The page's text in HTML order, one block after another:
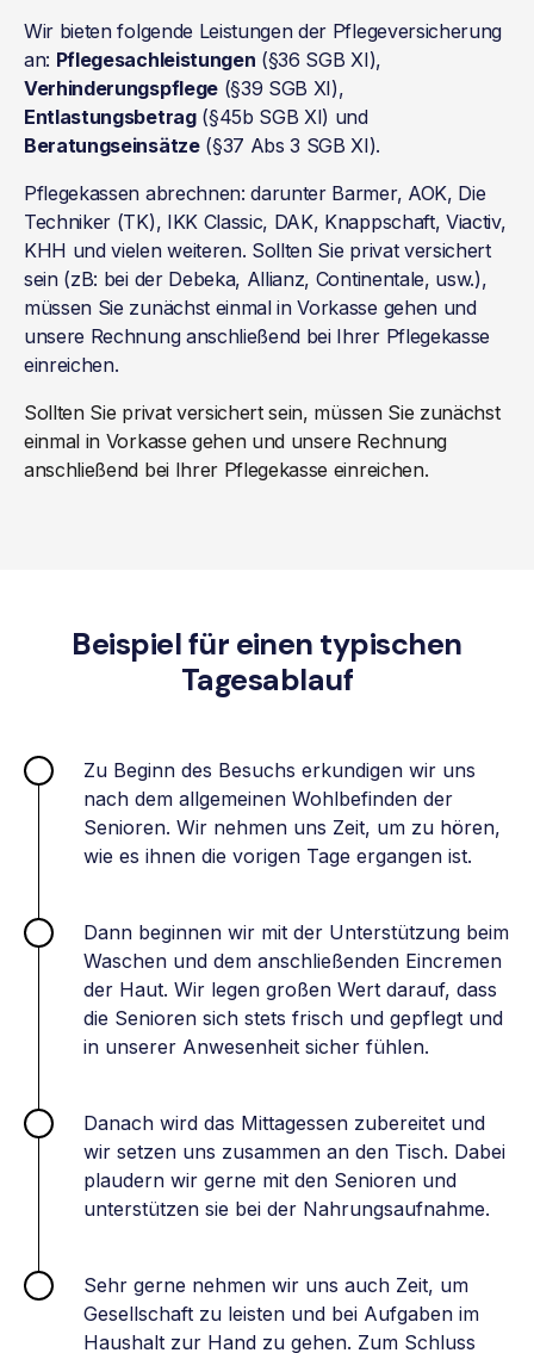
Wir bieten folgende Leistungen der Pflegeversicherung
an: Pflegesachleistungen (§36 SGB XI),
Verhinderungspflege(§39 SGB XI),
Entlastungsbetrag(§45b SGB XI) und
Beratungseinsätze(§37 Abs 3 SGB XI).
Pflegekassen abrechnen: darunter Barmer, AOK, Die
Techniker (TK), IKK Classic, DAK, Knappschaft, Viactiv,
KHH und vielen weiteren. Sollten Sie privat versichert
sein (zB: bei der Debeka, Allianz, Continentale, usw.),
müssen Sie zunächst einmal in Vorkasse gehen und
unsere Rechnung anschließend bei Ihrer Pflegekasse
einreichen.
Sollten Sie privat versichert sein, müssen Sie zunächst
einmal in Vorkasse gehen und unsere Rechnung
anschließend bei Ihrer Pflegekasse einreichen.
Beispiel für einen typischen
Tagesablauf
Zu Beginn des Besuchs erkundigen wir uns
nach dem allgemeinen Wohlbefinden der
Senioren. Wir nehmen uns Zeit, um zu hören,
wie es ihnen die vorigen Tage ergangen ist.
Dann beginnen wir mit der Unterstützung beim
Waschen und dem anschließenden Eincremen
der Haut. Wir legen großen Wert darauf, dass
die Senioren sich stets frisch und gepflegt und
in unserer Anwesenheit sicher fühlen.
Danach wird das Mittagessen zubereitet und
wir setzen uns zusammen an den Tisch. Dabei
plaudern wir gerne mit den Senioren und
unterstützen sie bei der Nahrungsaufnahme.
Sehr gerne nehmen wir uns auch Zeit, um
Gesellschaft zu leisten und bei Aufgaben im
Haushalt zur Hand zu gehen. Zum Schluss